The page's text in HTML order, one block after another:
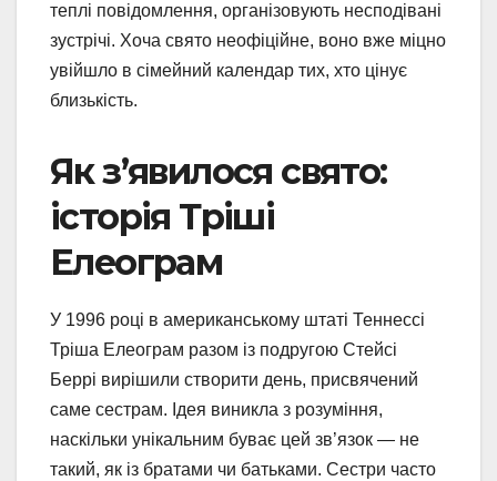
теплі повідомлення, організовують несподівані
зустрічі. Хоча свято неофіційне, воно вже міцно
увійшло в сімейний календар тих, хто цінує
близькість.
Як з’явилося свято:
історія Тріші
Елеограм
У 1996 році в американському штаті Теннессі
Тріша Елеограм разом із подругою Стейсі
Беррі вирішили створити день, присвячений
саме сестрам. Ідея виникла з розуміння,
наскільки унікальним буває цей зв’язок — не
такий, як із братами чи батьками. Сестри часто